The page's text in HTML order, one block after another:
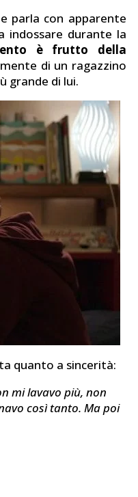
parla con apparente
indossare durante la
è frutto della
di un ragazzino
grande di lui.
quanto a sincerità:
mi lavavo più, non
così tanto. Ma poi